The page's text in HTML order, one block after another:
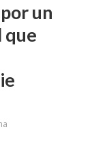
un
que